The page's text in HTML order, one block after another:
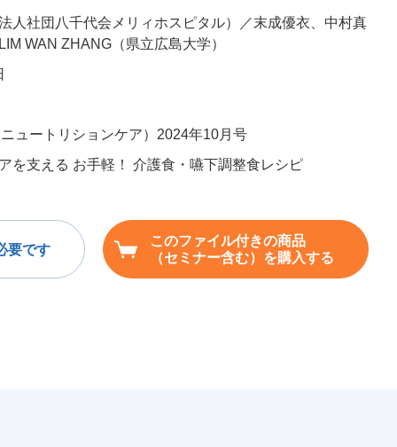
人社団八千代会メリィホスピタル）／末成優衣、中村真
WAN ZHANG（県立広島大学）
ュートリションケア）2024年10月号
を支える お手軽！ 介護食・嚥下調整食レシピ
要です
このファイル付きの商品
（セミナー含む）を購入する